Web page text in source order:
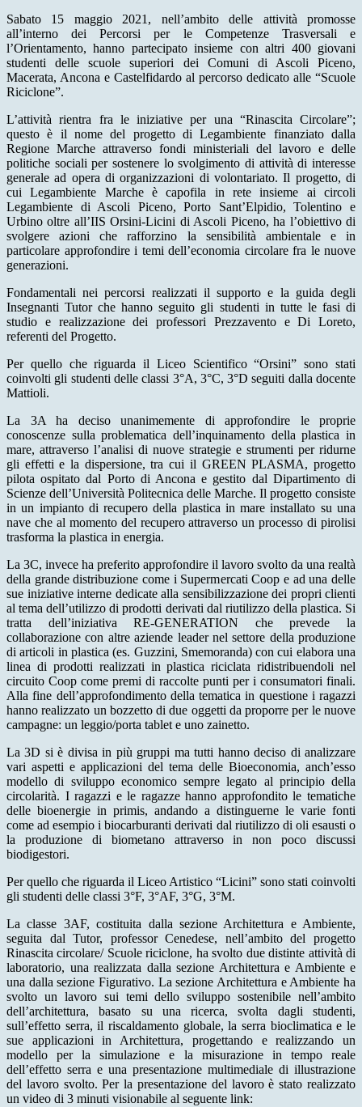
Sabato 15 maggio 2021, nell’ambito delle attività promosse
all’interno dei Percorsi per le Competenze Trasversali e
l’Orientamento, hanno partecipato insieme con altri 400 giovani
studenti delle scuole superiori dei Comuni di Ascoli Piceno,
Macerata, Ancona e Castelfidardo al percorso dedicato alle “Scuole
Riciclone”.
L’attività rientra fra le iniziative per una “Rinascita Circolare”;
questo è il nome del progetto di Legambiente finanziato dalla
Regione Marche attraverso fondi ministeriali del lavoro e delle
politiche sociali per sostenere lo svolgimento di attività di interesse
generale ad opera di organizzazioni di volontariato. Il progetto, di
cui Legambiente Marche è capofila in rete insieme ai circoli
Legambiente di Ascoli Piceno, Porto Sant’Elpidio, Tolentino e
Urbino oltre all’IIS Orsini-Licini di Ascoli Piceno, ha l’obiettivo di
svolgere azioni che rafforzino la sensibilità ambientale e in
particolare approfondire i temi dell’economia circolare fra le nuove
generazioni.
Fondamentali nei percorsi realizzati il supporto e la guida degli
Insegnanti Tutor che hanno seguito gli studenti in tutte le fasi di
studio e realizzazione dei professori Prezzavento e Di Loreto,
referenti del Progetto.
Per quello che riguarda il Liceo Scientifico “Orsini” sono stati
coinvolti gli studenti delle classi 3°A, 3°C, 3°D seguiti dalla docente
Mattioli.
La 3A ha deciso unanimemente di approfondire le proprie
conoscenze sulla problematica dell’inquinamento della plastica in
mare, attraverso l’analisi di nuove strategie e strumenti per ridurne
gli effetti e la dispersione, tra cui il GREEN PLASMA, progetto
pilota ospitato dal Porto di Ancona e gestito dal Dipartimento di
Scienze dell’Università Politecnica delle Marche. Il progetto consiste
in un impianto di recupero della plastica in mare installato su una
nave che al momento del recupero attraverso un processo di pirolisi
trasforma la plastica in energia.
La 3C, invece ha preferito approfondire il lavoro svolto da una realtà
della grande distribuzione come i Supermercati Coop e ad una delle
sue iniziative interne dedicate alla sensibilizzazione dei propri clienti
al tema dell’utilizzo di prodotti derivati dal riutilizzo della plastica. Si
tratta dell’iniziativa RE-GENERATION che prevede la
collaborazione con altre aziende leader nel settore della produzione
di articoli in plastica (es. Guzzini, Smemoranda) con cui elabora una
linea di prodotti realizzati in plastica riciclata ridistribuendoli nel
circuito Coop come premi di raccolte punti per i consumatori finali.
Alla fine dell’approfondimento della tematica in questione i ragazzi
hanno realizzato un bozzetto di due oggetti da proporre per le nuove
campagne: un leggio/porta tablet e uno zainetto.
La 3D si è divisa in più gruppi ma tutti hanno deciso di analizzare
vari aspetti e applicazioni del tema delle Bioeconomia, anch’esso
modello di sviluppo economico sempre legato al principio della
circolarità. I ragazzi e le ragazze hanno approfondito le tematiche
delle bioenergie in primis, andando a distinguerne le varie fonti
come ad esempio i biocarburanti derivati dal riutilizzo di oli esausti o
la produzione di biometano attraverso in non poco discussi
biodigestori.
Per quello che riguarda il Liceo Artistico “Licini” sono stati coinvolti
gli studenti delle classi 3°F, 3°AF, 3°G, 3°M.
La classe 3AF, costituita dalla sezione Architettura e Ambiente,
seguita dal Tutor, professor Cenedese, nell’ambito del progetto
Rinascita circolare/ Scuole riciclone, ha svolto due distinte attività di
laboratorio, una realizzata dalla sezione Architettura e Ambiente e
una dalla sezione Figurativo. La sezione Architettura e Ambiente ha
svolto un lavoro sui temi dello sviluppo sostenibile nell’ambito
dell’architettura, basato su una ricerca, svolta dagli studenti,
sull’effetto serra, il riscaldamento globale, la serra bioclimatica e le
sue applicazioni in Architettura, progettando e realizzando un
modello per la simulazione e la misurazione in tempo reale
dell’effetto serra e una presentazione multimediale di illustrazione
del lavoro svolto. Per la presentazione del lavoro è stato realizzato
un video di 3 minuti visionabile al seguente link: